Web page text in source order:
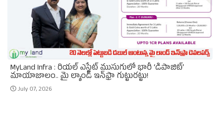
MyLand Infra : రియల్ ఎస్టేట్ ముసుగులో భారీ ‘డిపాజిట్’
మాయాజాలం.. మై ల్యాండ్ ఇన్‌ఫ్రా గుట్టురట్టు!
July 07, 2026